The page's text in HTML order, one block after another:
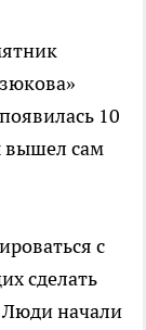
10
вышел сам
с
сделать
Люди начали